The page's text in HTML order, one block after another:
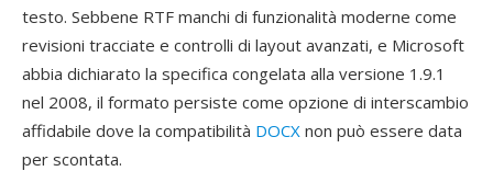
testo. Sebbene RTF manchi di funzionalità moderne come
revisioni tracciate e controlli di layout avanzati, e Microsoft
abbia dichiarato la specifica congelata alla versione 1.9.1
nel 2008, il formato persiste come opzione di interscambio
affidabile dove la compatibilità DOCX non può essere data
per scontata.